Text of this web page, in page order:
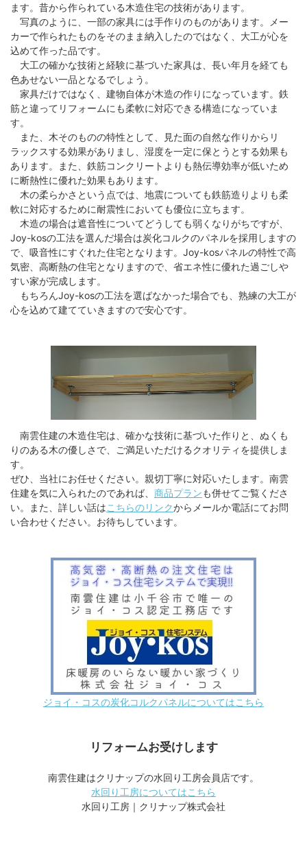
ます。昔から作られている木造住宅の技術があります。
写真のように、一部の家具には手作りのものがあります。メー
カーで作られたものをそのまま納入したのではなく、大工が心を
込めて作った品です。
大工の確かな技術と経験に基づいた家具は、長い年月を経ても
色あせない一品となるでしょう。
家具だけではなく、建物自体が木造の作りになっています。鉄
筋と違ってリフォームにも柔軟に対応できる構造になっていま
す。
また、木そのものの特性として、見た面の自然な作りからリ
ラックスする効果がありまし、湿度を一定に保とうとする効果も
あります。また、鉄筋コンクリートよりも熱伝導効率が低いため
に断熱性に優れた効果もあります。
木の柔らかさという点では、地震についても鉄筋造りよりも柔
軟に対応するために耐震性においても優位に立ちます。
木造の場合は遮音性についてどうしても弱くなりがちですが、
Joy-kosの工法を選んだ場合は炭化コルクのパネルを採用しますの
で、吸音性にすぐれた住宅となります。Joy-kosパネルの特性で高
気密、高断熱の住宅となりますので、省エネ性に優れた過ごしや
すい家が完成します。
もちろんJoy-kosの工法を選ばなかった場合でも、熟練の大工が
心を込めて建てていきますので安心です。
南雲住建の木造住宅は、確かな技術に基づいた作りと、ぬくも
りのある木の優しさで、ご満足いただけるクオリティを提供しま
す。
ぜひ、当社にお任せください。親切丁寧に対応いたします。南雲
住建を気に入られたのであれば、 商品プランも併せてご覧くださ
い。また、詳しい話はこちらのリンクからメールか電話にてお問
い合わせください。お待ちしています。
ジョイ・コスの炭化コルクパネルについてはこちら
リフォームお受けします
南雲住建はクリナップの水回り工房会員店です。
水回り工房についてはこちら
水回り工房｜クリナップ株式会社